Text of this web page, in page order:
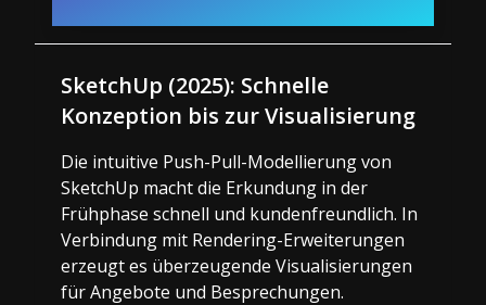
SketchUp (2025): Schnelle
Konzeption bis zur Visualisierung
Die intuitive Push-Pull-Modellierung von
SketchUp macht die Erkundung in der
Frühphase schnell und kundenfreundlich. In
Verbindung mit Rendering-Erweiterungen
erzeugt es überzeugende Visualisierungen
für Angebote und Besprechungen.